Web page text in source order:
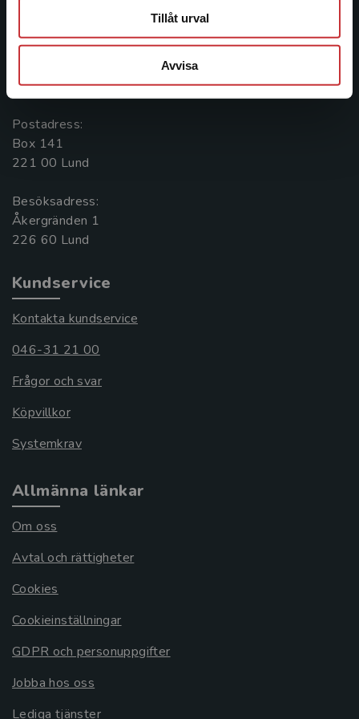
Tillåt urval
Avvisa
046-31 20 00
Postadress:
Box 141
221 00 Lund
Besöksadress:
Åkergränden 1
Kundservice
Kontakta kundservice
046-31 21 00
Frågor och svar
Köpvillkor
Systemkrav
Allmänna länkar
Om oss
Avtal och rättigheter
Cookies
Cookieinställningar
GDPR och personuppgifter
Jobba hos oss
Lediga tjänster